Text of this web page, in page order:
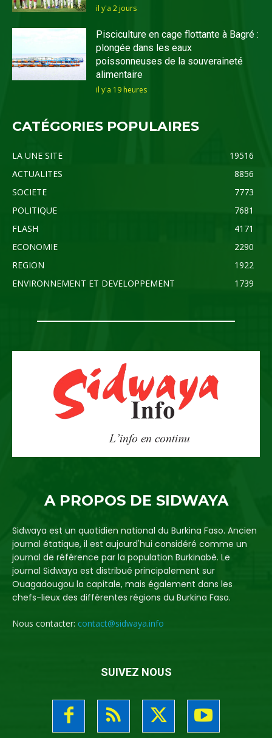
il y'a 2 jours
Pisciculture en cage flottante à Bagré :
plongée dans les eaux
poissonneuses de la souveraineté
alimentaire
il y'a 19 heures
CATÉGORIES POPULAIRES
LA UNE SITE
19516
ACTUALITES
8856
SOCIETE
7773
POLITIQUE
7681
FLASH
4171
ECONOMIE
2290
REGION
1922
ENVIRONNEMENT ET DEVELOPPEMENT
1739
A PROPOS DE SIDWAYA
Sidwaya est un quotidien national du Burkina Faso. Ancien
journal étatique, il est aujourd'hui considéré comme un
journal de référence par la population Burkinabè. Le
journal Sidwaya est distribué principalement sur
Ouagadougou la capitale, mais également dans les
chefs-lieux des différentes régions du Burkina Faso.
Nous contacter: contact@sidwaya.info
SUIVEZ NOUS